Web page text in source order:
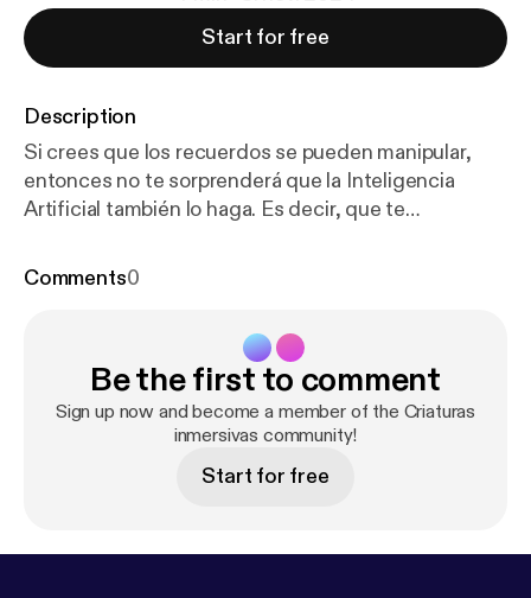
Start for free
Description
Si crees que los recuerdos se pueden manipular,
entonces no te sorprenderá que la Inteligencia
Artificial también lo haga. Es decir, que te
como piensas. ¿Crees que no eres tan manipulable?
Comments0
Be the first to comment
Sign up now and become a member of the Criaturas
inmersivas community!
Start for free